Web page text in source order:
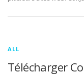
ALL
Télécharger